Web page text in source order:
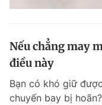
Nếu chẳng may
điều này
Bạn có khó giữ
chuyến bay bị